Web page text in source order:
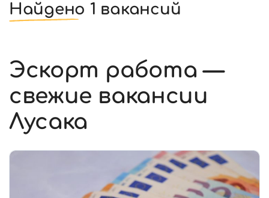
Найдено 1 вакансий
Эскорт работа —
свежие вакансии
Лусака